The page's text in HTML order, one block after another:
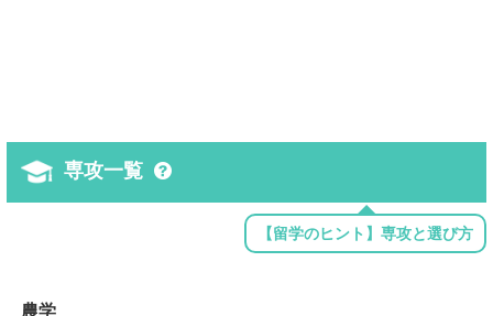
専攻一覧
【留学のヒント】専攻と選び方
農学